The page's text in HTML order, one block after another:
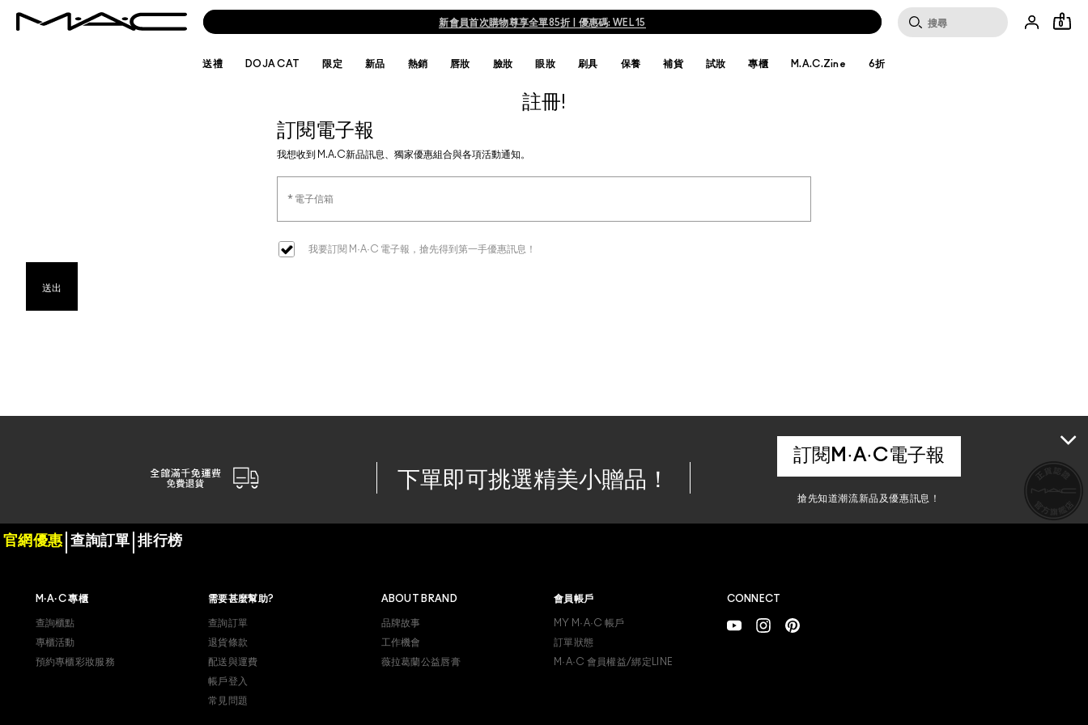
新會員首次購物尊享全單85折 | 優惠碼: WEL15 0
送禮 DOJA CAT 限定 新品 熱銷 唇妝 臉妝 眼妝 刷具 保養 補貨 試妝 專櫃 M.A.C.Zine 6折
註冊!
訂閱電子報
我想收到 M.A.C新品訊息、獨家優惠組合與各項活動通知。
我要訂閱 M·A·C 電子報，搶先得到第一手優惠訊息！
下單即可挑選精美小贈品！
訂閱M·A·C電子報
搶先知道潮流新品及優惠訊息！
官網優惠 查詢訂單 排行榜
M·A·C 專櫃
查詢櫃點
專櫃活動
預約專櫃彩妝服務
需要甚麼幫助?
查詢訂單
退貨條款
配送與運費
帳戶登入
常見問題
ABOUT BRAND
品牌故事
工作機會
薇拉葛蘭公益唇膏
會員帳戶
MY M·A·C 帳戶
訂單狀態
M·A·C 會員權益/綁定LINE
CONNECT